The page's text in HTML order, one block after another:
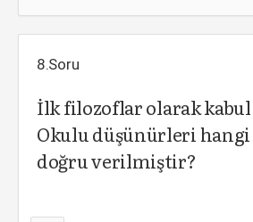
8.Soru
İlk filozoflar olarak
Okulu düşünürleri hangi
doğru verilmiştir?